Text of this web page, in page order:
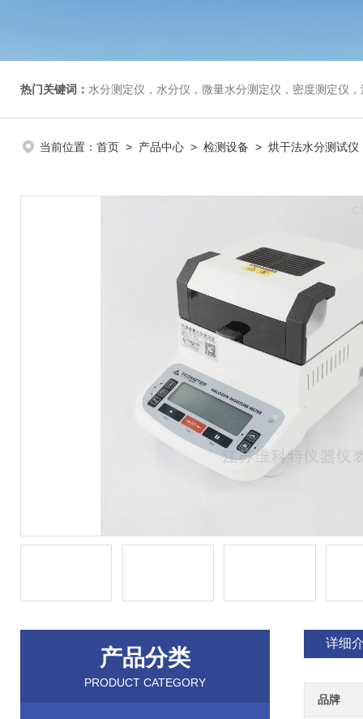
热门关键词： 水分测定仪，水分仪，微量水分测定仪，密度测定仪
当前位置： 首页 > 产品中心 > 检测设备 > 烘干法水分测试仪
产品分类
PRODUCT CATEGORY
详细
品牌